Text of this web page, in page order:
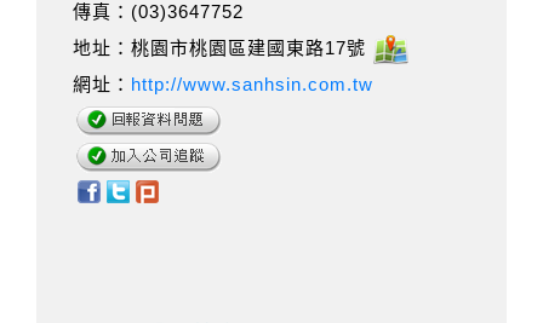
傳真：(03)3647752
地址：桃園市桃園區建國東路17號
網址： http://www.sanhsin.com.tw